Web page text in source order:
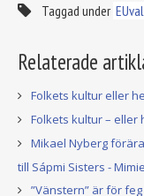
Taggad under
Relaterade
Folkets kultur eller
Folkets kultur – eller
Mikael Nyberg
till Sápmi Sisters -
”Vänstern” är för